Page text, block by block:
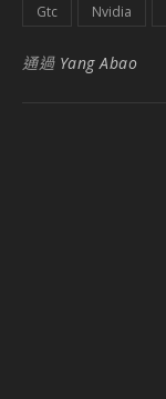
Gtc Nvidia
通過 Yang Abao